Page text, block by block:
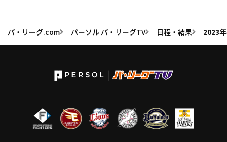
パ・リーグ.com パーソル パ・リーグTV 日程・結果 2023